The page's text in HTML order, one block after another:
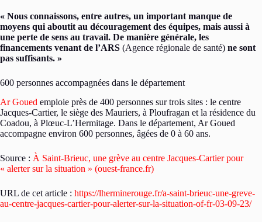
« Nous connaissons, entre autres, un important manque de
moyens qui aboutit au découragement des équipes, mais aussi à
une perte de sens au travail. De manière générale, les
financements venant de l’ARS (Agence régionale de santé) ne sont
pas suffisants. »
600 personnes accompagnées dans le département
Ar Goued emploie près de 400 personnes sur trois sites : le centre
Jacques-Cartier, le siège des Mauriers, à Ploufragan et la résidence du
Coadou, à Plœuc-L’Hermitage. Dans le département, Ar Goued
accompagne environ 600 personnes, âgées de 0 à 60 ans.
Source : À Saint-Brieuc, une grève au centre Jacques-Cartier pour
« alerter sur la situation » (ouest-france.fr)
URL de cet article : https://lherminerouge.fr/a-saint-brieuc-une-greve-
au-centre-jacques-cartier-pour-alerter-sur-la-situation-of-fr-03-09-23/